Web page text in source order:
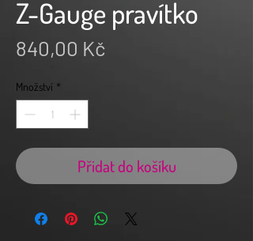
Z-Gauge pravítko
840,00 Kč
Množství *
Přidat do košíku